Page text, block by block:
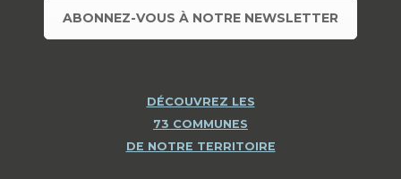
ABONNEZ-VOUS À NOTRE NEWSLETTER
DÉCOUVREZ LES
73 COMMUNES
DE NOTRE TERRITOIRE